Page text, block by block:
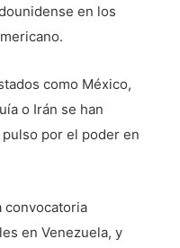
en los
como México,
o Irán se han
por el poder en
convocatoria
en Venezuela, y